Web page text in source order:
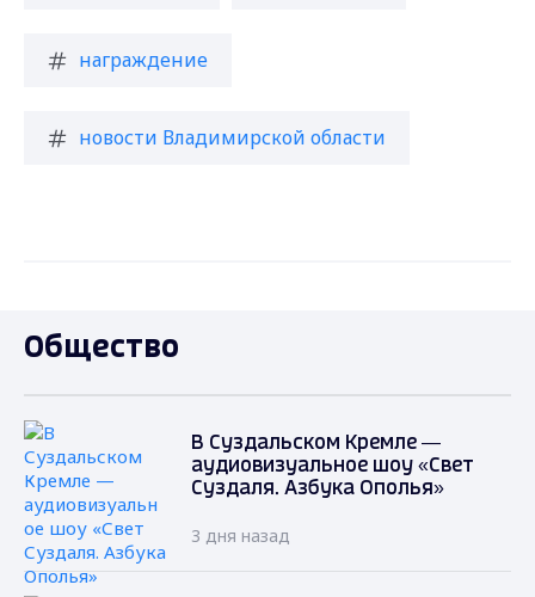
награждение
новости Владимирской области
Общество
В Суздальском Кремле —
аудиовизуальное шоу «Свет
Суздаля. Азбука Ополья»
3 дня назад